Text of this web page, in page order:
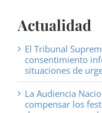
Actualidad
El Tribunal
consentimiento
situaciones de
La Audiencia
compensar los